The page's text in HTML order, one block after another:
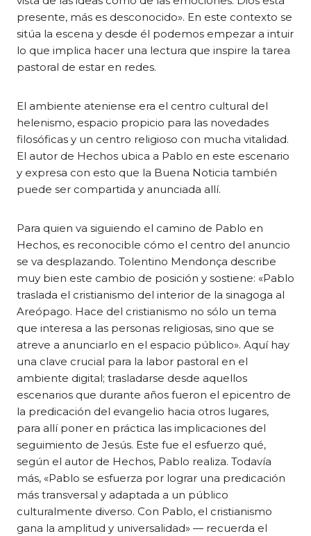
presente, más es desconocido». En este contexto se
sitúa la escena y desde él podemos empezar a intuir
lo que implica hacer una lectura que inspire la tarea
pastoral de estar en redes.
El ambiente ateniense era el centro cultural del
helenismo, espacio propicio para las novedades
filosóficas y un centro religioso con mucha vitalidad.
El autor de Hechos ubica a Pablo en este escenario
y expresa con esto que la Buena Noticia también
puede ser compartida y anunciada allí.
Para quien va siguiendo el camino de Pablo en
Hechos, es reconocible cómo el centro del anuncio
se va desplazando. Tolentino Mendonça describe
muy bien este cambio de posición y sostiene: « Pablo
traslada el cristianismo del interior de la sinagoga al
Areópago. Hace del cristianismo no sólo un tema
que interesa a las personas religiosas, sino que se
atreve a anunciarlo en el espacio público». Aquí hay
una clave crucial para la labor pastoral en el
ambiente digital; trasladarse desde aquellos
escenarios que durante años fueron el epicentro de
la predicación del evangelio hacia otros lugares,
para allí poner en práctica las implicaciones del
seguimiento de Jesús. Este fue el esfuerzo qué,
según el autor de Hechos, Pablo realiza. Todavía
más, « Pablo se esfuerza por lograr una predicación
más transversal y adaptada a un público
culturalmente diverso. Con Pablo, el cristianismo
gana la amplitud y universalidad» — recuerda el